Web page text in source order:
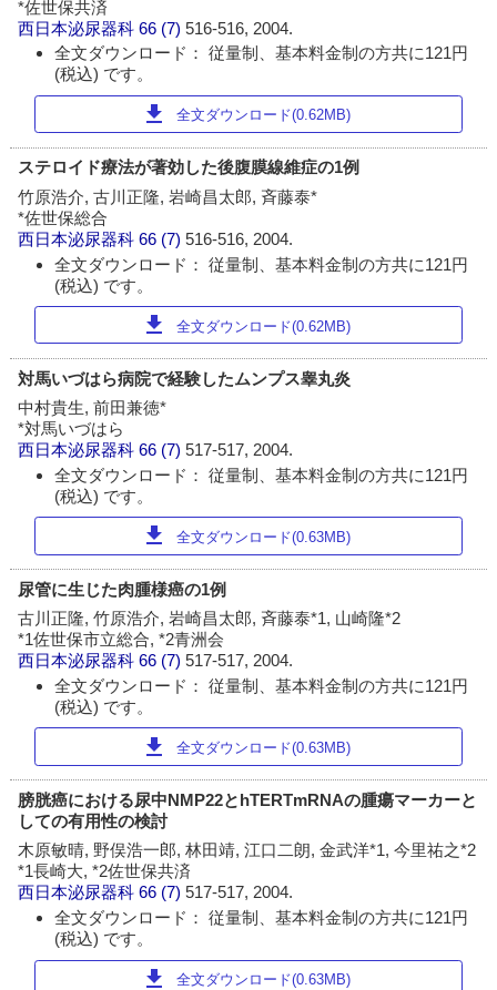
*佐世保共済
西日本泌尿器科 66 (7)516-516, 2004.
全文ダウンロード： 従量制、基本料金制の方共に121円
(税込) です。
download 全文ダウンロード(0.62MB)
ステロイド療法が著効した後腹膜線維症の1例
竹原浩介, 古川正隆, 岩崎昌太郎, 斉藤泰*
*佐世保総合
西日本泌尿器科 66 (7)516-516, 2004.
全文ダウンロード： 従量制、基本料金制の方共に121円
(税込) です。
download 全文ダウンロード(0.62MB)
対馬いづはら病院で経験したムンプス睾丸炎
中村貴生, 前田兼徳*
*対馬いづはら
西日本泌尿器科 66 (7)517-517, 2004.
全文ダウンロード： 従量制、基本料金制の方共に121円
(税込) です。
download 全文ダウンロード(0.63MB)
尿管に生じた肉腫様癌の1例
古川正隆, 竹原浩介, 岩崎昌太郎, 斉藤泰*1, 山崎隆*2
*1佐世保市立総合, *2青洲会
西日本泌尿器科 66 (7)517-517, 2004.
全文ダウンロード： 従量制、基本料金制の方共に121円
(税込) です。
download 全文ダウンロード(0.63MB)
膀胱癌における尿中NMP22とhTERTmRNAの腫瘍マーカーと
しての有用性の検討
木原敏晴, 野俣浩一郎, 林田靖, 江口二朗, 金武洋*1, 今里祐之*2
*1長崎大, *2佐世保共済
西日本泌尿器科 66 (7)517-517, 2004.
全文ダウンロード： 従量制、基本料金制の方共に121円
(税込) です。
download 全文ダウンロード(0.63MB)